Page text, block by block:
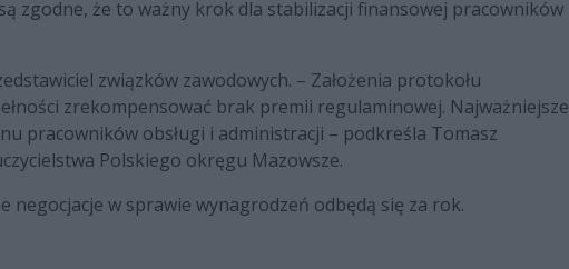
zgodne, że to ważny krok dla stabilizacji finansowej pracowników
związków zawodowych. – Założenia protokołu
zrekompensować brak premii regulaminowej. Najważniejsze
pracowników obsługi i administracji – podkreśla Tomasz
Polskiego okręgu Mazowsze.
negocjacje w sprawie wynagrodzeń odbędą się za rok.